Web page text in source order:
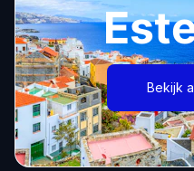
Bekijk